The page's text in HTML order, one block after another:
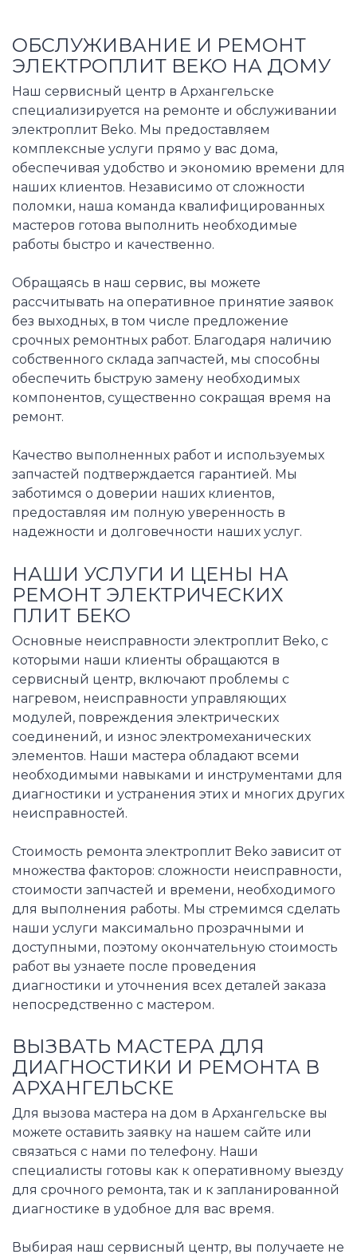
ОБСЛУЖИВАНИЕ И РЕМОНТ
ЭЛЕКТРОПЛИТ BEKO НА ДОМУ
Наш сервисный центр в Архангельске
специализируется на ремонте и обслуживании
электроплит Beko. Мы предоставляем
комплексные услуги прямо у вас дома,
обеспечивая удобство и экономию времени для
наших клиентов. Независимо от сложности
поломки, наша команда квалифицированных
мастеров готова выполнить необходимые
работы быстро и качественно.
Обращаясь в наш сервис, вы можете
рассчитывать на оперативное принятие заявок
без выходных, в том числе предложение
срочных ремонтных работ. Благодаря наличию
собственного склада запчастей, мы способны
обеспечить быструю замену необходимых
компонентов, существенно сокращая время на
ремонт.
Качество выполненных работ и используемых
запчастей подтверждается гарантией. Мы
заботимся о доверии наших клиентов,
предоставляя им полную уверенность в
надежности и долговечности наших услуг.
НАШИ УСЛУГИ И ЦЕНЫ НА
РЕМОНТ ЭЛЕКТРИЧЕСКИХ
ПЛИТ БЕКО
Основные неисправности электроплит Beko, с
которыми наши клиенты обращаются в
сервисный центр, включают проблемы с
нагревом, неисправности управляющих
модулей, повреждения электрических
соединений, и износ электромеханических
элементов. Наши мастера обладают всеми
необходимыми навыками и инструментами для
диагностики и устранения этих и многих других
неисправностей.
Стоимость ремонта электроплит Beko зависит от
множества факторов: сложности неисправности,
стоимости запчастей и времени, необходимого
для выполнения работы. Мы стремимся сделать
наши услуги максимально прозрачными и
доступными, поэтому окончательную стоимость
работ вы узнаете после проведения
диагностики и уточнения всех деталей заказа
непосредственно с мастером.
ВЫЗВАТЬ МАСТЕРА ДЛЯ
ДИАГНОСТИКИ И РЕМОНТА В
АРХАНГЕЛЬСКЕ
Для вызова мастера на дом в Архангельске вы
можете оставить заявку на нашем сайте или
связаться с нами по телефону. Наши
специалисты готовы как к оперативному выезду
для срочного ремонта, так и к запланированной
диагностике в удобное для вас время.
Выбирая наш сервисный центр, вы получаете не